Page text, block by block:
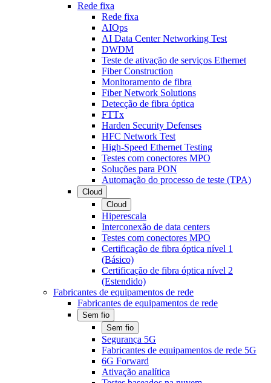
Rede fixa
Rede fixa
AIOps
AI Data Center Networking Test
DWDM
Teste de ativação de serviços Ethernet
Fiber Construction
Monitoramento de fibra
Fiber Network Solutions
Detecção de fibra óptica
FTTx
Harden Security Defenses
HFC Network Test
High-Speed Ethernet Testing
Testes com conectores MPO
Soluções para PON
Automação do processo de teste (TPA)
Cloud
Cloud
Hiperescala
Interconexão de data centers
Testes com conectores MPO
Certificação de fibra óptica nível 1
(Básico)
Certificação de fibra óptica nível 2
(Estendido)
Fabricantes de equipamentos de rede
Fabricantes de equipamentos de rede
Sem fio
Sem fio
Segurança 5G
Fabricantes de equipamentos de rede 5G
6G Forward
Ativação analítica